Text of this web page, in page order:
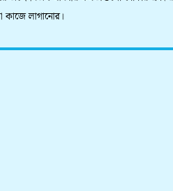
কাজে লাগানোর।